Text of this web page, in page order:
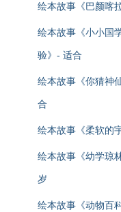
绘本故事《巴颜喀
绘本故事《小小国
验》- 适合
绘本故事《你猜神
合
绘本故事《柔软的
绘本故事《幼学琼
岁
绘本故事《动物百